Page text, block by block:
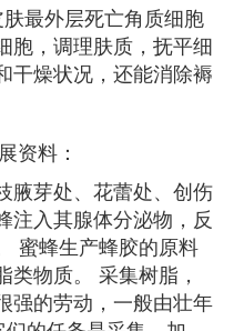
最外层死亡角质细胞
胞，调理肤质，抚平细
干燥状况，还能消除褥
资料：
腋芽处、花蕾处、创伤
注入其腺体分泌物，反
蜜蜂生产蜂胶的原料
物质。 采集树脂，
强的劳动，一般由壮年